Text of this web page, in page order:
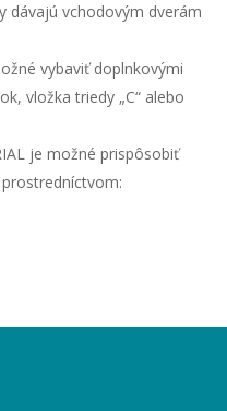
dávajú vchodovým dverám
vybaviť doplnkovými
vložka triedy „C“ alebo
je možné prispôsobiť